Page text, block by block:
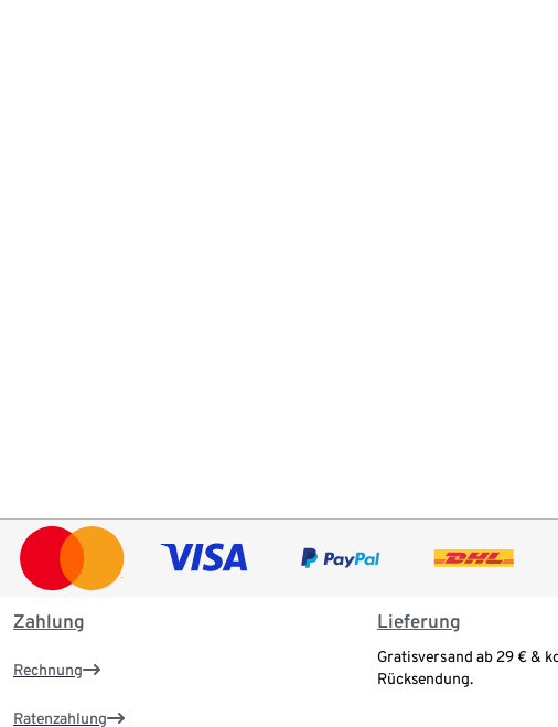
Zahlung
Rechnung
Ratenzahlung
Lieferung
Gratisversand ab 29 € &
Rücksendung.